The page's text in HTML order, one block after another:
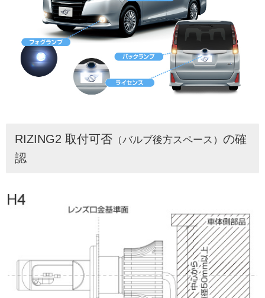
RIZING2 取付可否 （バルブ後方スペース） の確
認